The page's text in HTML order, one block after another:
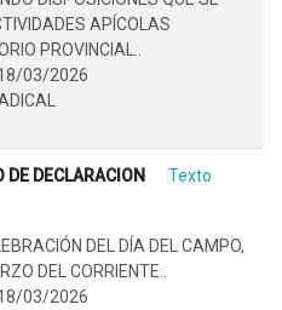
APÍCOLAS
PROVINCIAL..
03/2026
DE DECLARACION
Texto
DEL DÍA DEL CAMPO,
DEL CORRIENTE..
03/2026